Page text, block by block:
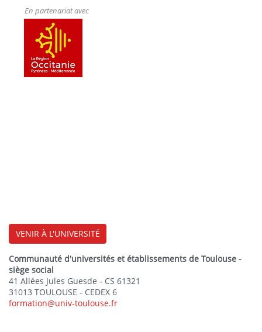
En partenariat avec
VENIR À L'UNIVERSITÉ
Communauté d'universités et établissements de Toulouse -
siège social
41 Allées Jules Guesde - CS 61321
31013 TOULOUSE - CEDEX 6
formation@univ-toulouse.fr